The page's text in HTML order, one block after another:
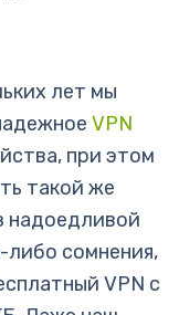
лет мы
VPN
при этом
такой же
надоедливой
либо сомнения,
VPN с